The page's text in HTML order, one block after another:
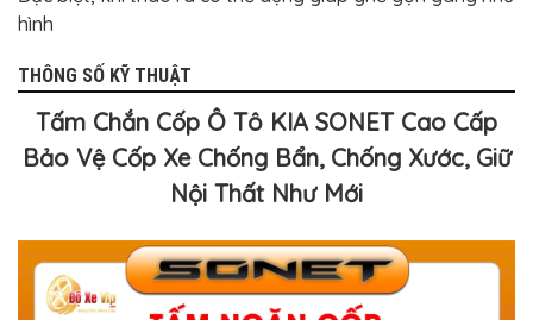
hình
THÔNG SỐ KỸ THUẬT
Tấm Chắn Cốp Ô Tô KIA SONET Cao Cấp
Bảo Vệ Cốp Xe Chống Bẩn, Chống Xước, Giữ
Nội Thất Như Mới